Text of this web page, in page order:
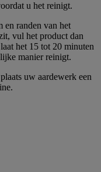
u het reinigt.
en randen van het
vul het product dan
het 15 tot 20 minuten
manier reinigt.
uw aardewerk een